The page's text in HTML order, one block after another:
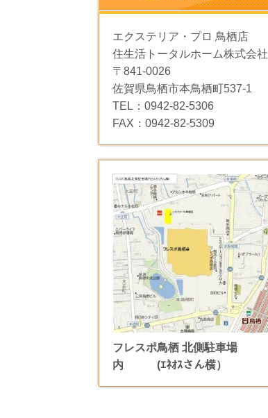
エクステリア・プロ 鳥栖店
住生活トータルホーム株式会社
〒841-0026
佐賀県鳥栖市本鳥栖町537-1
TEL：0942-82-5306
FAX：0942-82-5309
フレスポ鳥栖 北側駐車場
内 (ｴﾈｵｽさん横）